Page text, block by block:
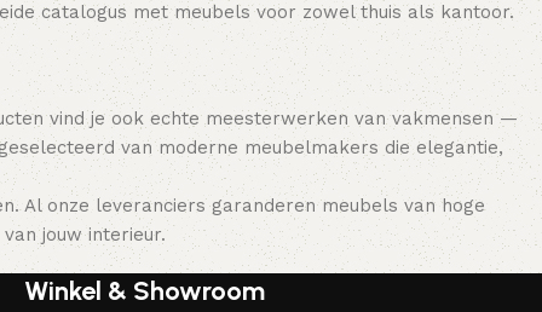
catalogus met meubels voor zowel thuis als kantoor.
vind je ook echte meesterwerken van vakmensen —
van moderne meubelmakers die elegantie,
Al onze leveranciers garanderen meubels van hoge
jouw interieur.
Winkel & Showroom